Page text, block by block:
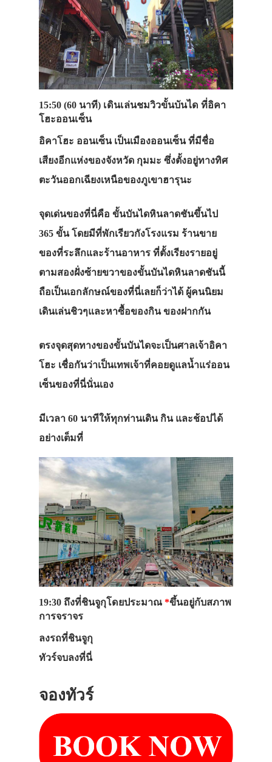
15:50 (60 นาที) เดินเล่นชมวิวขั้นบันได ที่อิคา
โฮะออนเซ็น
อิคาโฮะ ออนเซ็น เป็นเมืองออนเซ็น ที่มีชื่อ
เสียงอีกแห่งของจังหวัด กุมมะ ซึ่งตั้งอยู่ทางทิศ
ตะวันออกเฉียงเหนือของภูเขาฮารุนะ
จุดเด่นของที่นี่คือ ขั้นบันไดหินลาดชันขึ้นไป
365 ขั้นโดยมีที่พักเรียวกังโรงแรม ร้านขาย
ของที่ระลึกและร้านอาหาร ที่ตั้งเรียงรายอยู่
ตามสองฝั่งซ้ายขวาของขั้นบันไดหินลาดชันนี้
ถือเป็นเอกลักษณ์ของที่นี่เลยก็ว่าได้ ผู้คนนิยม
เดินเล่นชิวๆและหาซื้อของกิน ของฝากกัน
ตรงจุดสุดทางของขั้นบันไดจะเป็นศาลเจ้าอิคา
โฮะ เชื่อกันว่าเป็นเทพเจ้าที่คอยดูแลน้ำแร่ออน
เซ็นของที่นี่นั่นเอง
มีเวลา 60 นาทีให้ทุกท่านเดิน กิน และช้อปได้
อย่างเต็มที่
19:30 ถึงที่ชินจูกุโดยประมาณ *ขึ้นอยู่กับสภาพ
การจราจร
ลงรถที่ชินจูกุ
ทัวร์จบลงที่นี่
จองทัวร์